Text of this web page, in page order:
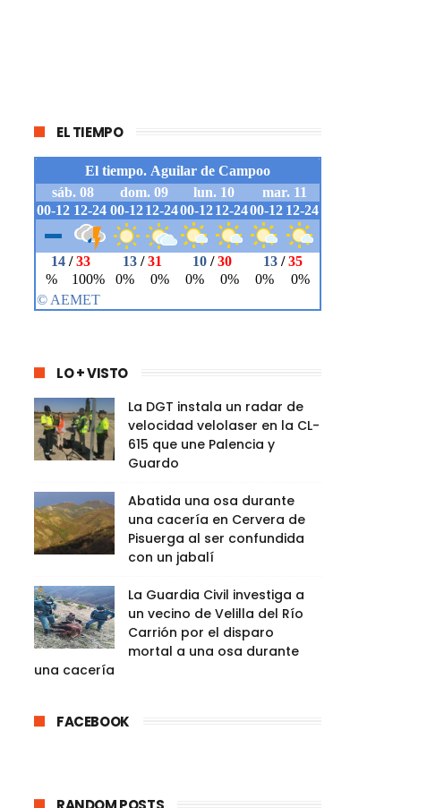
EL TIEMPO
LO + VISTO
La DGT instala un radar de
velocidad velolaser en la CL-
615 que une Palencia y
Guardo
Abatida una osa durante
una cacería en Cervera de
Pisuerga al ser confundida
con un jabalí
La Guardia Civil investiga a
un vecino de Velilla del Río
Carrión por el disparo
mortal a una osa durante
una cacería
FACEBOOK